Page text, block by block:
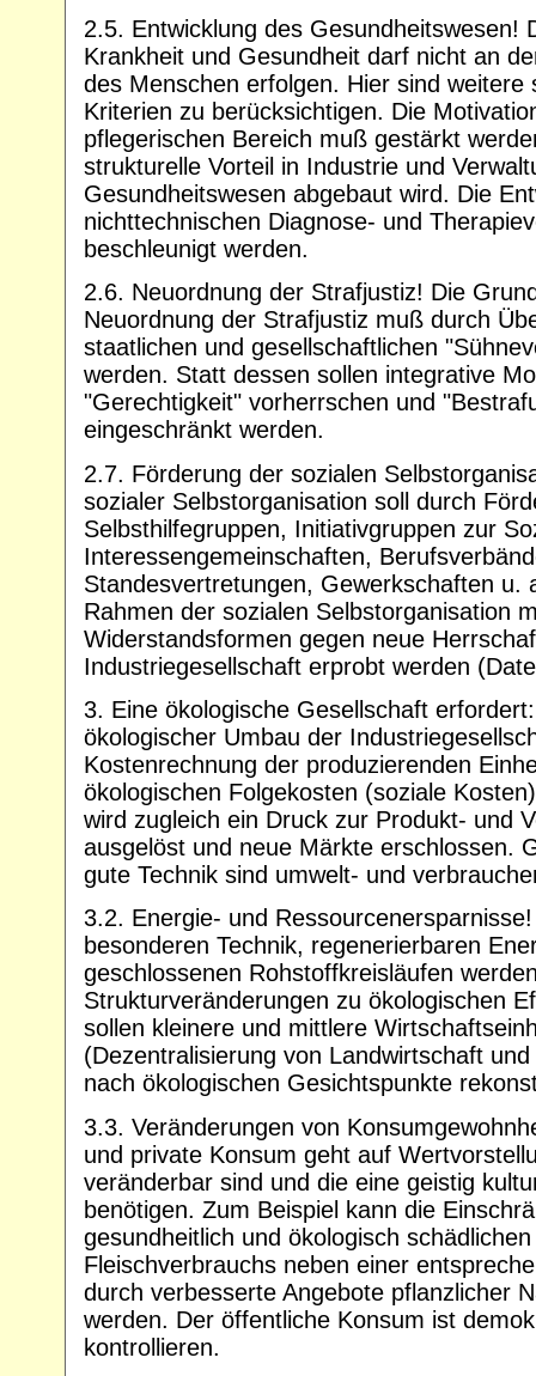
2.5. Entwicklung des Gesundheitswesen!
Krankheit und Gesundheit darf nicht an
des Menschen erfolgen. Hier sind weitere
Kriterien zu berücksichtigen. Die
pflegerischen Bereich muß gestärkt
strukturelle Vorteil in Industrie und
Gesundheitswesen abgebaut wird. Die
nichttechnischen Diagnose- und
beschleunigt werden.
2.6. Neuordnung der Strafjustiz! Die
Neuordnung der Strafjustiz muß durch
staatlichen und gesellschaftlichen
werden. Statt dessen sollen integrative
"Gerechtigkeit" vorherrschen und
eingeschränkt werden.
2.7. Förderung der sozialen
sozialer Selbstorganisation soll durch
Selbsthilfegruppen, Initiativgruppen zur
Interessengemeinschaften,
Standesvertretungen, Gewerkschaften u.
Rahmen der sozialen Selbstorganisation
Widerstandsformen gegen neue
Industriegesellschaft erprobt werden
3. Eine ökologische Gesellschaft
ökologischer Umbau der
Kostenrechnung der produzierenden
ökologischen Folgekosten (soziale
wird zugleich ein Druck zur Produkt- und
ausgelöst und neue Märkte erschlossen.
gute Technik sind umwelt- und
3.2. Energie- und
besonderen Technik, regenerierbaren
geschlossenen Rohstoffkreisläufen
Strukturveränderungen zu ökologischen
sollen kleinere und mittlere
(Dezentralisierung von Landwirtschaft
nach ökologischen Gesichtspunkte
3.3. Veränderungen von
und private Konsum geht auf
veränderbar sind und die eine geistig
benötigen. Zum Beispiel kann die
gesundheitlich und ökologisch
Fleischverbrauchs neben einer
durch verbesserte Angebote pflanzlicher
werden. Der öffentliche Konsum ist
kontrollieren.